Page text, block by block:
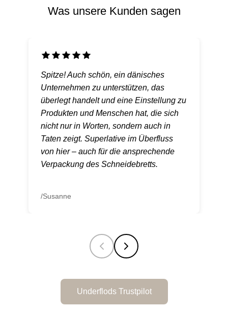
Was unsere Kunden sagen
Spitze! Auch schön, ein dänisches
Unternehmen zu unterstützen, das
überlegt handelt und eine Einstellung zu
Produkten und Menschen hat, die sich
nicht nur in Worten, sondern auch in
Taten zeigt. Superlative im Überfluss
von hier – auch für die ansprechende
Verpackung des Schneidebretts.
/Susanne
Underflods Trustpilot